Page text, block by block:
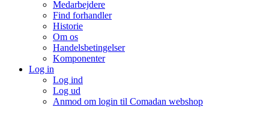
Medarbejdere
Find forhandler
Historie
Om os
Handelsbetingelser
Komponenter
Log in
Log ind
Log ud
Anmod om login til Comadan webshop